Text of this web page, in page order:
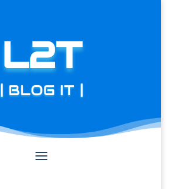
L2T
| BLOG IT |